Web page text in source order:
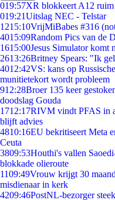
019:57XR blokkeert A12 ruim
019:21Uitslag NEC - Telstar
1215:10VrijMiBabes #316
4015:09Random Pics van de
1615:00Jesus Simulator komt
2613:26Britney Spears: "Ik
4012:42VS: kans op
munitietekort wordt probleem
912:28Broer 135 keer
doodslag Gouda
1712:17RIVM vindt PFAS in
blijft advies
4810:16EU bekritiseert Meta
Ceuta
3809:53Houthi's vallen
blokkade olieroute
1109:49Vrouw krijgt 30
misdienaar in kerk
4209:46PostNL-bezorger